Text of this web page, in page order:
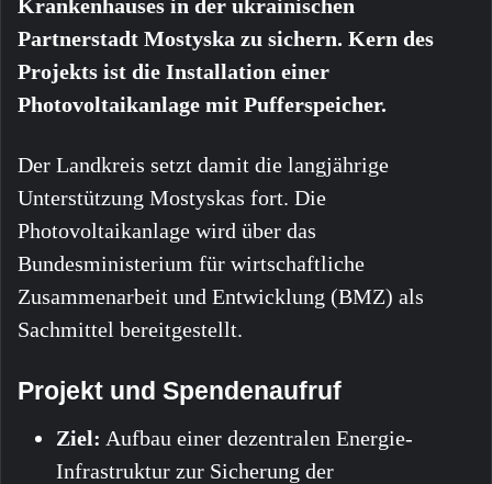
Krankenhauses in der ukrainischen
Partnerstadt Mostyska zu sichern. Kern des
Projekts ist die Installation einer
Photovoltaikanlage mit Pufferspeicher.
Der Landkreis setzt damit die langjährige
Unterstützung Mostyskas fort. Die
Photovoltaikanlage wird über das
Bundesministerium für wirtschaftliche
Zusammenarbeit und Entwicklung (BMZ) als
Sachmittel bereitgestellt.
Projekt und Spendenaufruf
Ziel: Aufbau einer dezentralen Energie-
Infrastruktur zur Sicherung der